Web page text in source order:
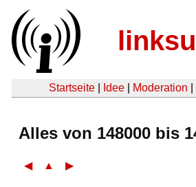
Startseite Idee Moderation
Alles von 148000 bis
◀ ▲ ▶